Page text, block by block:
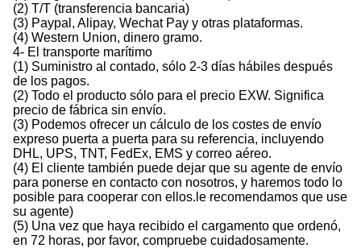
(2) T/T (transferencia bancaria)
(3) Paypal, Alipay, Wechat Pay y otras plataformas.
(4) Western Union, dinero gramo.
4- El transporte marítimo
(1) Suministro al contado, sólo 2-3 días hábiles después
de los pagos.
(2) Todo el producto sólo para el precio EXW. Significa
precio de fábrica sin envío.
(3) Podemos ofrecer un cálculo de los costes de envío
expreso puerta a puerta para su referencia, incluyendo
DHL, UPS, TNT, FedEx, EMS y correo aéreo.
(4) El cliente también puede dejar que su agente de envío
para ponerse en contacto con nosotros, y haremos todo lo
posible para cooperar con ellos.le recomendamos que use
su agente)
(5) Una vez que haya recibido el cargamento que ordenó,
en 72 horas, por favor, compruebe cuidadosamente.